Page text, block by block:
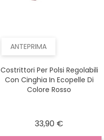
ANTEPRIMA
Costrittori Per Polsi Regolabili
Con Cinghia In Ecopelle Di
Colore Rosso
33,90 €